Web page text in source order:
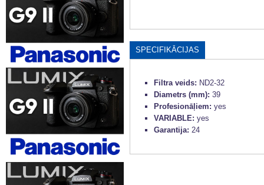
SPECIFIKĀCIJAS
Filtra veids: ND2-32
Diametrs (mm): 39
Profesionāļiem: yes
VARIABLE: yes
Garantija: 24